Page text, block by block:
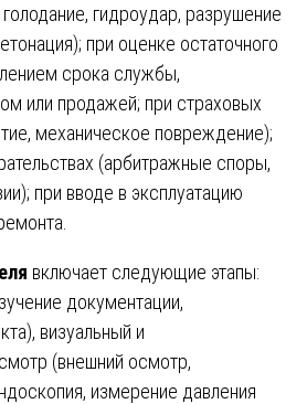
гидроудар, разрушение
при оценке остаточного
срока службы,
или продажей; при страховых
механическое повреждение);
(арбитражные споры,
при вводе в эксплуатацию
включает следующие этапы:
документации,
визуальный и
(внешний осмотр,
измерение давления